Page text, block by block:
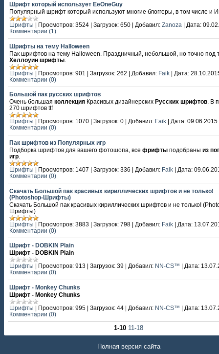
Шрифт который использует EeOneGuy
Популярный шрифт который используют многие блоггеры, в том числе и
Шрифты | Просмотров: 3524 | Загрузок: 650 | Добавил: Zanoza | Дата:
Комментарии (1)
Шрифты на тему Halloween
Пак шрифтов на тему Halloween. Праздничный, небольшой, но точно под
Хеллоуин шрифты
Шрифты | Просмотров: 901 | Загрузок: 262 | Добавил: Faik | Дата:
Комментарии (0)
Большой пак русских шрифтов
Очень большая коллекция Красивых дизайнерских Русских шрифтов . В
270 шрифтов ttf
Шрифты Просмотров: 1070 Загрузок: 0 Добавил: Faik Дата: 09.06.2015
Комментарии (0)
Пак шрифтов из Популярных игр
Подборка шрифтов для вашего фотошопа, все фрифты подобраны из
игр
Шрифты | Просмотров: 1407 | Загрузок: 336 | Добавил: Faik | Дата:
Комментарии (0)
Скачать Большой пак красивых кириллических шрифтов и не только!
(Photoshop-Шрифты)
Скачать Большой пак красивых кириллических шрифтов и не только!
Шрифты)
Шрифты | Просмотров: 3883 | Загрузок: 798 | Добавил: Faik | Дата:
Комментарии (0)
Шрифт - DOBKIN Plain
Шрифт - DOBKIN Plain
Шрифты Просмотров: 913 Загрузок: 39 Добавил: NN-CS™ Дата:
Комментарии (0)
Шрифт - Monkey Chunks
Шрифт - Monkey Chunks
Шрифты | Просмотров: 995 | Загрузок: 44 | Добавил: NN-CS™ | Дата:
Комментарии (0)
1-10 11-18
Полная версия сайта